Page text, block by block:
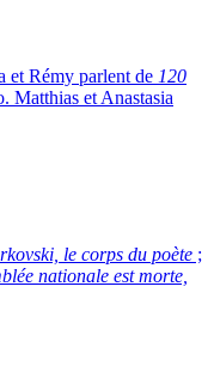
et Rémy parlent de 120
Matthias et Anastasia
le corps du poète ;
nationale est morte,